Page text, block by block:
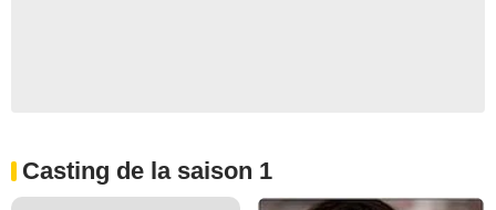
Casting de la saison 1